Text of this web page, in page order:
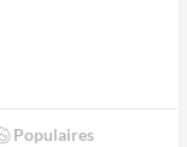
Populaires